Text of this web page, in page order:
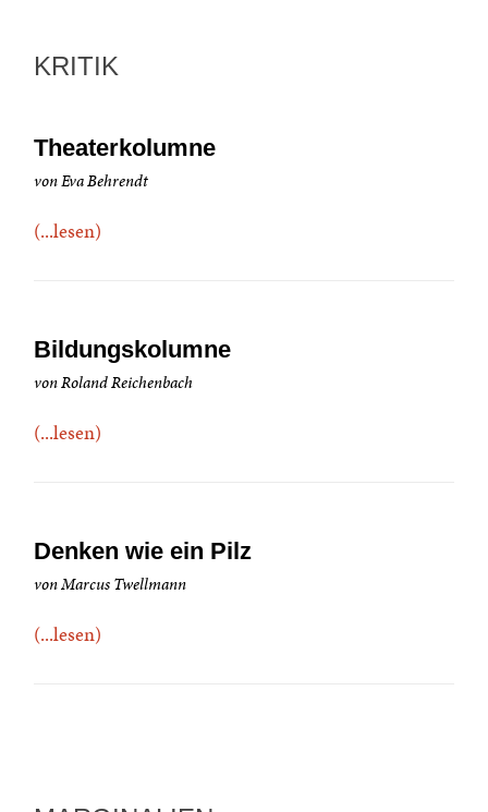
KRITIK
Theaterkolumne
von Eva Behrendt
(...lesen)
Bildungskolumne
von Roland Reichenbach
(...lesen)
Denken wie ein Pilz
von Marcus Twellmann
(...lesen)